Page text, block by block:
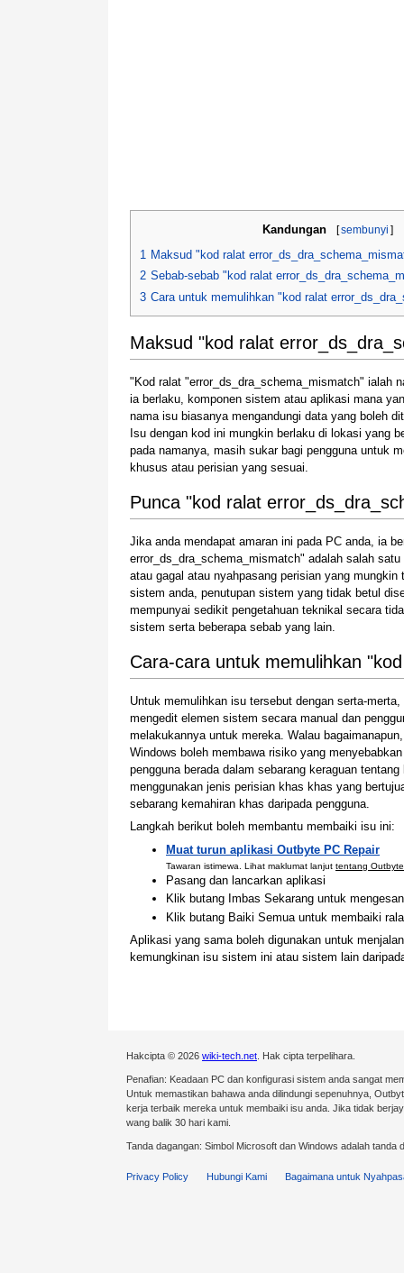
Kandungan [sembunyi ]
1 Maksud "kod ralat
2 Sebab-sebab "kod ralat
3 Cara untuk memulihkan "kod ralat
Maksud "kod ralat
"Kod ralat "error_ds_dra_schema_mismatch" ialah
ia berlaku, komponen sistem atau aplikasi mana
nama isu biasanya mengandungi data yang boleh
Isu dengan kod ini mungkin berlaku di lokasi yang
pada namanya, masih sukar bagi pengguna untuk
khusus atau perisian yang sesuai.
Punca "kod ralat
Jika anda mendapat amaran ini pada PC anda, ia
error_ds_dra_schema_mismatch" adalah salah
atau gagal atau nyahpasang perisian yang
sistem anda, penutupan sistem yang tidak betul
mempunyai sedikit pengetahuan teknikal secara
sistem serta beberapa sebab yang lain.
Cara-cara untuk memulihkan
Untuk memulihkan isu tersebut dengan serta-
mengedit elemen sistem secara manual dan
melakukannya untuk mereka. Walau
Windows boleh membawa risiko yang
pengguna berada dalam sebarang keraguan
menggunakan jenis perisian khas khas yang
sebarang kemahiran khas daripada pengguna.
Langkah berikut boleh membantu membaiki isu ini:
Muat turun aplikasi Outbyte PC Repair
Tawaran istimewa. Lihat maklumat lanjut tentang Outbyte
Pasang dan lancarkan aplikasi
Klik butang Imbas Sekarang untuk
Klik butang Baiki Semua untuk membaiki
Aplikasi yang sama boleh digunakan untuk
kemungkinan isu sistem ini atau sistem lain
Hakcipta © 2026 wiki-tech.net . Hak cipta terpelihara.
Penafian: Keadaan PC dan konfigurasi sistem anda sangat
Untuk memastikan bahawa anda dilindungi sepenuhnya,
kerja terbaik mereka untuk membaiki isu anda. Jika tidak
wang balik 30 hari kami.
Tanda dagangan: Simbol Microsoft dan Windows adalah
Privacy Policy Hubungi Kami Bagaimana untuk